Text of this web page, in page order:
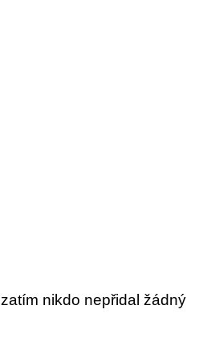
zatím nikdo nepřidal žádný